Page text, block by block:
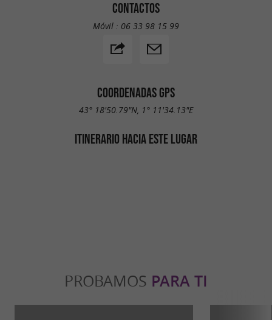
CONTACTOS
Móvil : 06 33 98 15 99
COORDENADAS GPS
43° 18'50.79"N, 1° 11'34.13"E
ITINERARIO HACIA ESTE LUGAR
PROBAMOS PARA TI